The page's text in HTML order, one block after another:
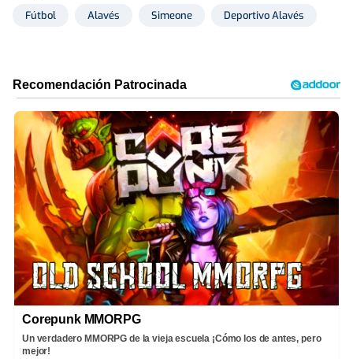
Fútbol Alavés Simeone Deportivo Alavés
Corepunk MMORPG
Un verdadero MMORPG de la vieja escuela ¡Cómo los de antes, pero
mejor!